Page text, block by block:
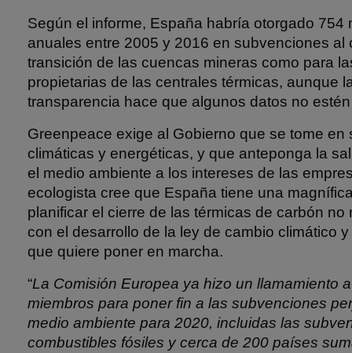
Según el informe, España habría otorgado 754
anuales entre 2005 y 2016 en subvenciones al
transición de las cuencas mineras como para
propietarias de las centrales térmicas, aunque
transparencia hace que algunos datos no
Greenpeace exige al Gobierno que se tome en
climáticas y energéticas, y que anteponga la
el medio ambiente a los intereses de las
ecologista cree que España tiene una
planificar el cierre de las térmicas de carbón no
con el desarrollo de la ley de cambio climático
que quiere poner en marcha.
“La Comisión Europea ya hizo un llamamiento
miembros para poner fin a las subvenciones
medio ambiente para 2020, incluidas las
combustibles fósiles y cerca de 200 países